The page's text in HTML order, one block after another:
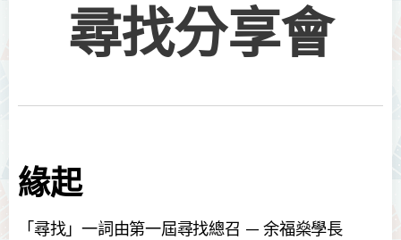
尋找分享會
緣起
「尋找」一詞由第一屆尋找總召 — 余福燊學長